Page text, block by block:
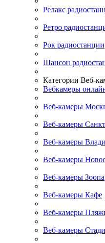
Релакс
Ретро
Рок радиостанции
Шансон
Категории Веб-
Вебкамеры
Веб-камеры
Веб-камеры
Веб-камеры
Веб-камеры
Веб-камеры
Веб-камеры Кафе
Веб-камеры
Веб-камеры